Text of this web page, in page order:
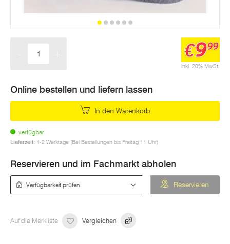
inkl. 20% MwSt.
€999
Online bestellen und liefern lassen
In den Warenkorb
verfügbar
Lieferzeit: 1-2 Werktage (Bei Bestellungen bis Freitag 11 Uhr)
Reservieren und im Fachmarkt abholen
Reservieren
Auf die Merkliste Vergleichen